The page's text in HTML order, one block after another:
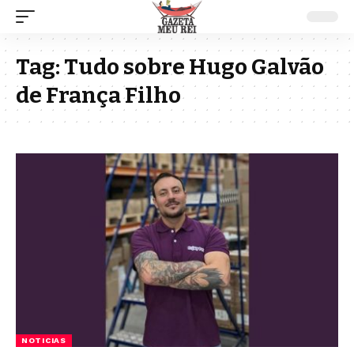
Tag:Tudo sobre Hugo Galvão
de França Filho
NOTICIAS